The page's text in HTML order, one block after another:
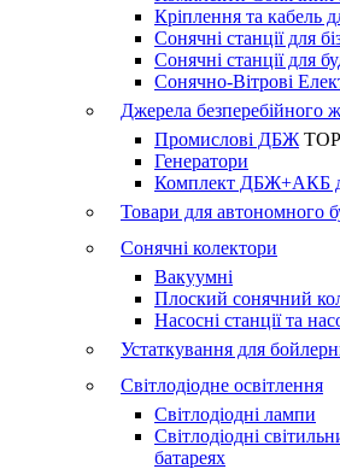
Кріплення та кабель
Сонячні станції для
Сонячні станції для
Сонячно-Вітрові
Джерела
Промислові ДБЖ TOP
Генератори
Комплект ДБЖ+АКБ
Товари для автономного
Сонячні колектори
Вакуумні
Плоский сонячний
Насосні станції та
Устаткування для
Світлодіодне освітлення
Світлодіодні лампи
Світлодіодні
батареях